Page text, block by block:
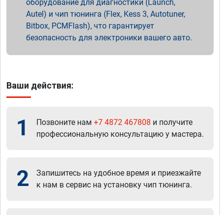
оборудование для диагностики (Launch,
Autel) и чип тюнинга (Flex, Kess 3, Autotuner,
Bitbox, PCMFlash), что гарантирует
безопасность для электроники вашего авто.
Ваши действия:
1 Позвоните нам +7 4872 467808 и получите
профессиональную консультацию у мастера.
2
Запишитесь на удобное время и приезжайте
к нам в сервис на установку чип тюнинга.